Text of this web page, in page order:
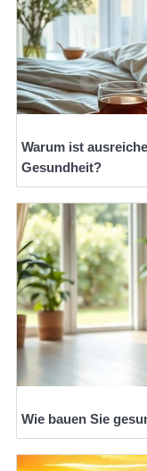
Warum ist
Gesundheit?
Wie bauen Sie